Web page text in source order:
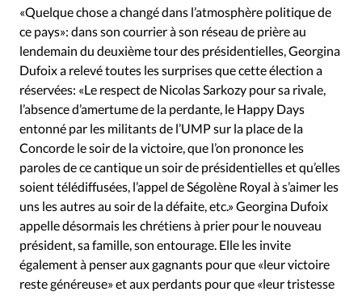
«Quelque chose a changé dans l’atmosphère politique de
ce pays»: dans son courrier à son réseau de prière au
lendemain du deuxième tour des présidentielles, Georgina
Dufoix a relevé toutes les surprises que cette élection a
réservées: «Le respect de Nicolas Sarkozy pour sa rivale,
l’absence d’amertume de la perdante, le Happy Days
entonné par les militants de l’UMP sur la place de la
Concorde le soir de la victoire, que l’on prononce les
paroles de ce cantique un soir de présidentielles et qu’elles
soient télédiffusées, l’appel de Ségolène Royal à s’aimer les
uns les autres au soir de la défaite, etc.» Georgina Dufoix
appelle désormais les chrétiens à prier pour le nouveau
président, sa famille, son entourage. Elle les invite
également à penser aux gagnants pour que «leur victoire
reste généreuse» et aux perdants pour que «leur tristesse